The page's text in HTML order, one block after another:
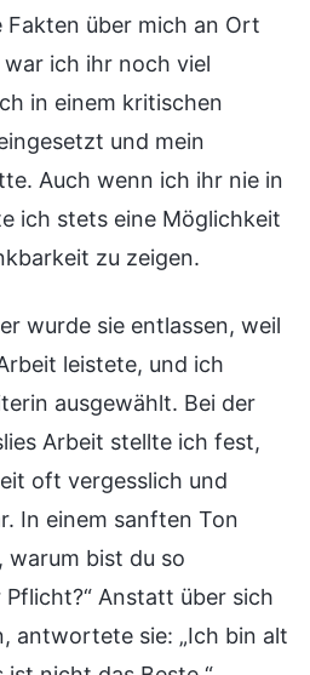
über mich an Ort
ich ihr noch viel
in einem kritischen
und mein
Auch wenn ich ihr nie in
ich stets eine Möglichkeit
zu zeigen.
wurde sie entlassen, weil
leistete, und ich
ausgewählt. Bei der
Arbeit stellte ich fest,
oft vergesslich und
In einem sanften Ton
warum bist du so
Anstatt über sich
antwortete sie: „Ich bin alt